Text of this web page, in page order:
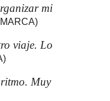
mi
viaje. Lo
Muy